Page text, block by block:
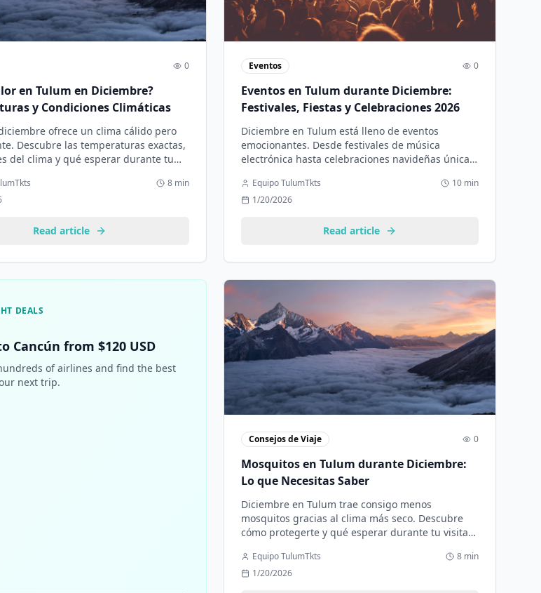
0
en Tulum en Diciembre?
y Condiciones Climáticas
ofrece un clima cálido pero
Descubre las temperaturas exactas,
del clima y qué esperar durante tu
8 min
Read article
Eventos 0
Eventos en Tulum durante Diciembre:
Festivales, Fiestas y Celebraciones 2026
Diciembre en Tulum está lleno de eventos
emocionantes. Desde festivales de música
electrónica hasta celebraciones navideñas únicas,
Equipo TulumTkts
10 min
1/20/2026
Read article
DEALS
Cancún from $120 USD
of airlines and find the best
next trip.
Consejos de Viaje 0
Mosquitos en Tulum durante Diciembre:
Lo que Necesitas Saber
Diciembre en Tulum trae consigo menos
mosquitos gracias al clima más seco. Descubre
cómo protegerte y qué esperar durante tu visita
Equipo TulumTkts
8 min
1/20/2026